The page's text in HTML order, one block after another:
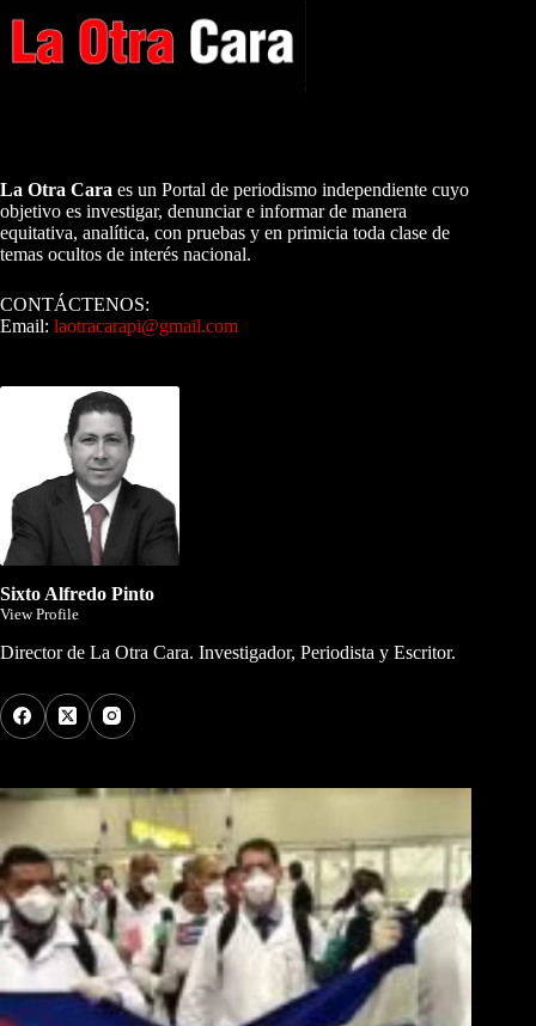
La Otra Cara es un Portal de periodismo independiente cuyo
objetivo es investigar, denunciar e informar de manera
equitativa, analítica, con pruebas y en primicia toda clase de
temas ocultos de interés nacional.
CONTÁCTENOS:
Email: laotracarapi@gmail.com
Sixto Alfredo Pinto
View Profile
Director de La Otra Cara. Investigador, Periodista y Escritor.